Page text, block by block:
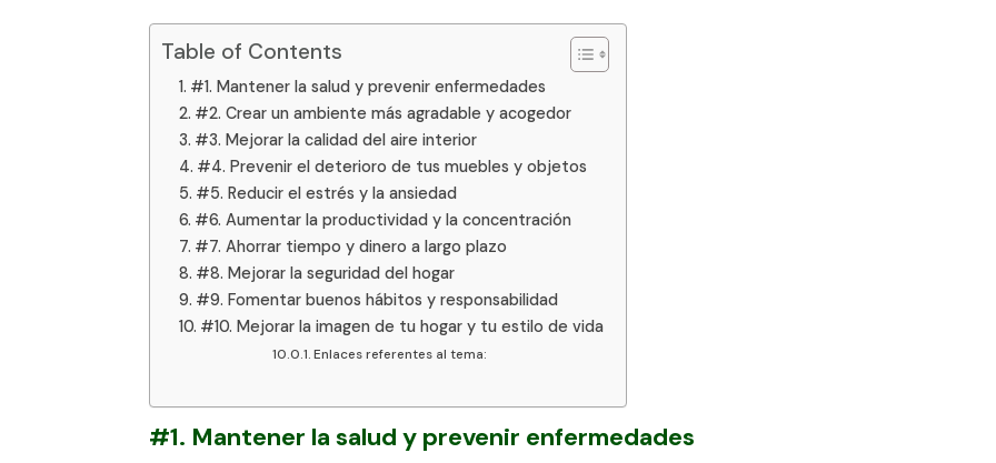
Table of Contents
#1. Mantener la salud y prevenir enfermedades
#2. Crear un ambiente más agradable y acogedor
#3. Mejorar la calidad del aire interior
#4. Prevenir el deterioro de tus muebles y objetos
#5. Reducir el estrés y la ansiedad
#6. Aumentar la productividad y la concentración
#7. Ahorrar tiempo y dinero a largo plazo
#8. Mejorar la seguridad del hogar
#9. Fomentar buenos hábitos y responsabilidad
#10. Mejorar la imagen de tu hogar y tu estilo de vida
Enlaces referentes al tema:
#1. Mantener la salud y prevenir enfermedades